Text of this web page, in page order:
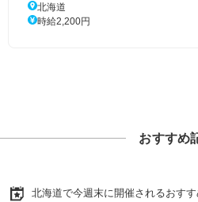
北海道
時給2,200円
おすすめ
北海道で今週末に開催されるおす